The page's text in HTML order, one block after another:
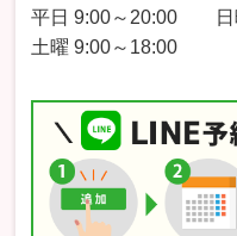
平日 9:00～20:00 日
土曜 9:00～18:00